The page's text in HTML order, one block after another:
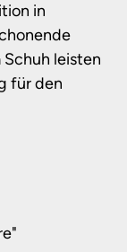
in
leisten
für den